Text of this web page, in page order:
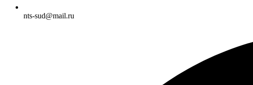
nts-sud@mail.ru